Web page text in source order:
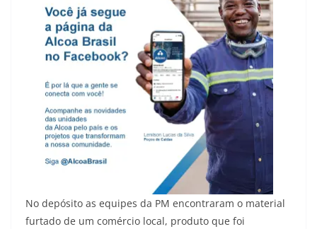
No depósito as equipes da PM encontraram o material
furtado de um comércio local, produto que foi